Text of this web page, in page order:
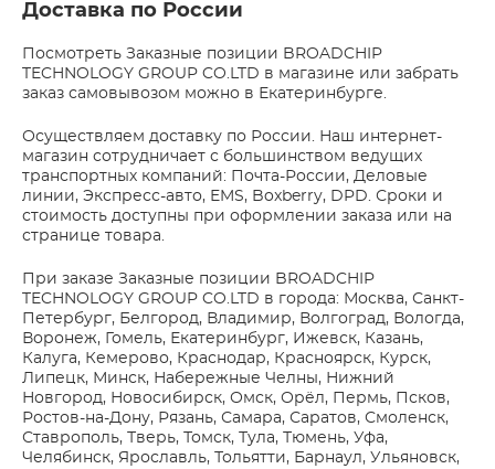
Доставка по России
Посмотреть Заказные позиции BROADCHIP
TECHNOLOGY GROUP CO.LTD в магазине или забрать
заказ самовывозом можно в Екатеринбурге.
Осуществляем доставку по России. Наш интернет-
магазин сотрудничает с большинством ведущих
транспортных компаний: Почта-России, Деловые
линии, Экспресс-авто, EMS, Boxberry, DPD. Сроки и
стоимость доступны при оформлении заказа или на
странице товара.
При заказе Заказные позиции BROADCHIP
TECHNOLOGY GROUP CO.LTD в города: Москва, Санкт-
Петербург, Белгород, Владимир, Волгоград, Вологда,
Воронеж, Гомель, Екатеринбург, Ижевск, Казань,
Калуга, Кемерово, Краснодар, Красноярск, Курск,
Липецк, Минск, Набережные Челны, Нижний
Новгород, Новосибирск, Омск, Орёл, Пермь, Псков,
Ростов-на-Дону, Рязань, Самара, Саратов, Смоленск,
Ставрополь, Тверь, Томск, Тула, Тюмень, Уфа,
Челябинск, Ярославль, Тольятти, Барнаул, Ульяновск,